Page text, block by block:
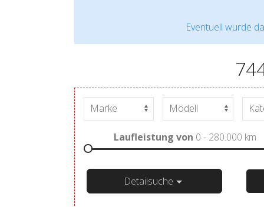
Eventuell wurde
Laufleistung von 0 - 280.000 km
Detailsuche